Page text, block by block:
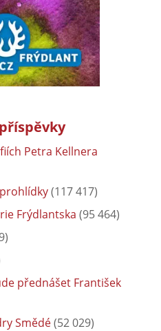
Petra Kellnera
(117 417)
Frýdlantska (95 464)
přednášet František
Smědé(52 029)